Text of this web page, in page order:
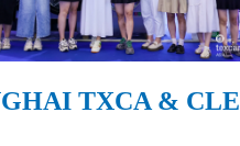
TXCA & CLE